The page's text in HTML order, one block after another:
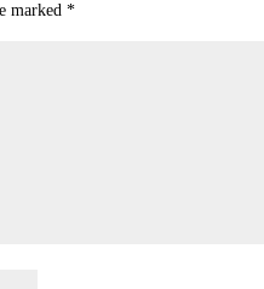
marked*